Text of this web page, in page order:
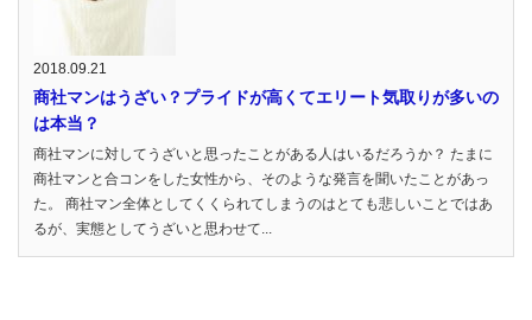
2018.09.21
商社マンはうざい？プライドが高くてエリート気取りが多いの
は本当？
商社マンに対してうざいと思ったことがある人はいるだろうか？ たまに
商社マンと合コンをした女性から、そのような発言を聞いたことがあっ
た。 商社マン全体としてくくられてしまうのはとても悲しいことではあ
るが、実態としてうざいと思わせて...